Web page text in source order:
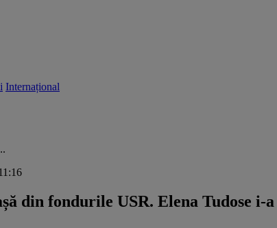
Internațional
din fondurile USR. Elena Tudose i-a